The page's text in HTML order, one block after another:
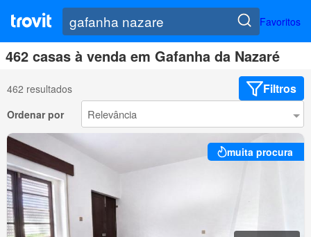
Favoritos
462 casas à venda em Gafanha da Nazaré
462 resultados Filtros
Ordenar por
muita procura